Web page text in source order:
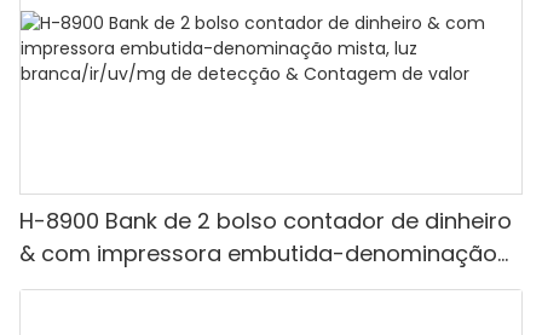
H-8900 Bank de 2 bolso contador de dinheiro
& com impressora embutida-denominação
mista, luz branca/ir/uv/mg de detecção &